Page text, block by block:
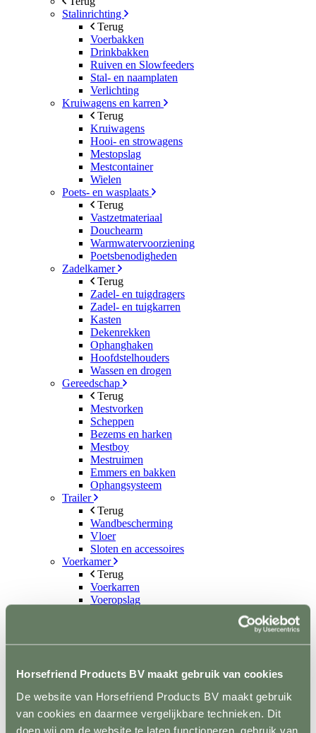
Horsefriend Products BV maakt gebruik van cookies
De website van Horsefriend Products BV maakt gebruik
van cookies en daarmee vergelijkbare technieken. Dit
doen wij om de website te laten functioneren, gebruik van
Stalinrichting
Terug
Voerbakken
Drinkbakken
Ruiven en Slowfeeders
Stal- en naamplaten
Verlichting
Kruiwagens en karren
Terug
Kruiwagens
Hooi- en strowagens
Mestopslag
Mestcontainer
Wielen
Poets- en wasplaats
Terug
Vastzetmateriaal
Douchearm
Warmwatervoorziening
Poetsbenodigheden
Zadelkamer
Terug
Zadel- en tuigdragers
Zadel- en tuigkarren
Kasten
Dekenrekken
Ophanghaken
Hoofdstelhouders
Wassen en drogen
Gereedschap
Terug
Mestvorken
Scheppen
Bezems en harken
Mestboy
Mestruimen
Emmers en bakken
Ophangsysteem
Trailer
Terug
Wandbescherming
Vloer
Sloten en accessoires
Voerkamer
Terug
Voerkarren
Voeropslag
Biologische bestrijding
Weide en Paddock
Terug
Houten poorten